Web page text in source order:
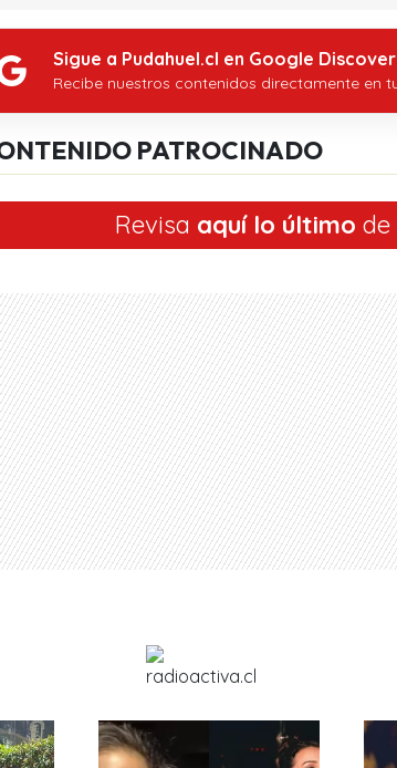
Sigue a Pudahuel.cl en Google Discover
Recibe nuestros contenidos directamente en
PATROCINADO
Revisa aquí lo último de